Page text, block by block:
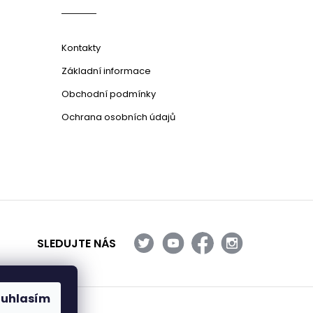
Kontakty
Základní informace
Obchodní podmínky
Ochrana osobních údajů
SLEDUJTE NÁS